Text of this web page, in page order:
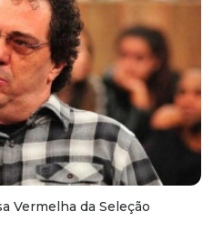
Vermelha da Seleção